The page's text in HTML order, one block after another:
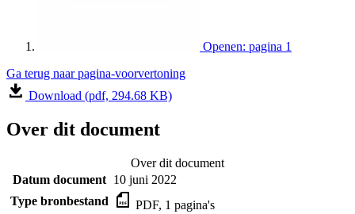
Openen: pagina 1
Ga terug naar pagina-voorvertoning
Download (pdf, 294.68 KB)
Over dit document
Over dit document
Datum document 10 juni 2022
Type bronbestand
PDF, 1 pagina's